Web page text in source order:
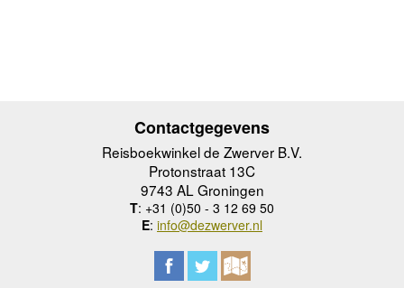
Contactgegevens
Reisboekwinkel de Zwerver B.V.
Protonstraat 13C
9743 AL Groningen
T: +31 (0)50 - 3 12 69 50
E: info@dezwerver.nl